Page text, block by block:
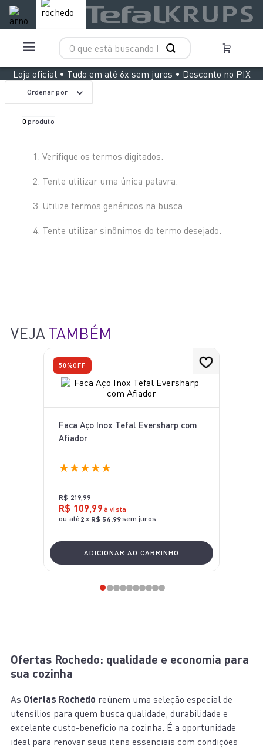
O que está buscando hoje?
Loja oficial • Tudo em até 6x sem juros • Desconto no PIX
Ordenar por
0produto
Verifique os termos digitados.
Tente utilizar uma única palavra.
Utilize termos genéricos na busca.
Tente utilizar sinônimos do termo desejado.
VEJA TAMBÉM
50%OFF
Faca Aço Inox Tefal Eversharp com
Afiador
★★★★★
R$ 219,99
R$ 109,99 à vista
ou até 2 x R$ 54,99sem juros
ADICIONAR AO CARRINHO
Ofertas Rochedo: qualidade e economia para
sua cozinha
As Ofertas Rochedo reúnem uma seleção especial de
utensílios para quem busca qualidade, durabilidade e
excelente custo-benefício na cozinha. É a oportunidade
ideal para renovar seus itens essenciais com condições
TERMOS MAIS BUSCADOS
º
2º
air fryer arno easy fry extra superfície
panelas pressão
7º
jogo panelas rochedo stone pro
8º
vaporizador pure pop